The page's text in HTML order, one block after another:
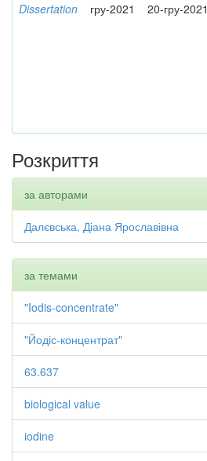
Dissertation гру-2021 20-гру-2021
Розкриття
за авторами
Далєвська, Діана Ярославівна
за темами
"Iodis-concentrate"
"Йодіс-концентрат"
63.637
biological value
iodine